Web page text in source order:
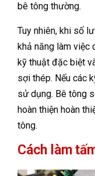
bê tông thường.
Tuy nhiên, khi số
khả năng làm việc
kỹ thuật đặc biệt
sợi thép. Nếu các
sử dụng. Bê tông
hoàn thiện hoàn
tông.
Cách làm